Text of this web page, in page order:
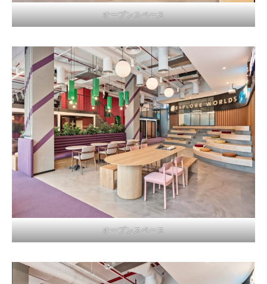
オープンスペース
オープンスペース